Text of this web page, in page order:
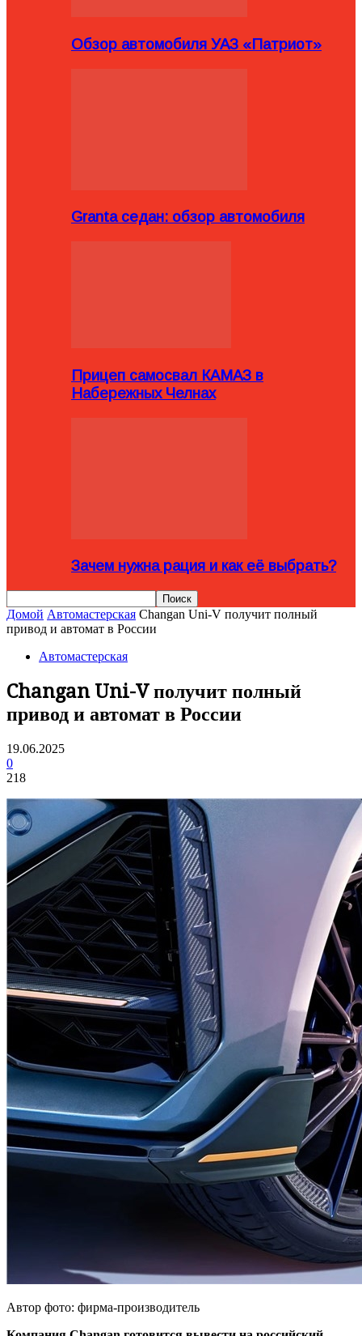
Обзор автомобиля УАЗ «Патриот»
Granta седан: обзор автомобиля
Прицеп самосвал КАМАЗ в
Набережных Челнах
Зачем нужна рация и как её выбрать?
Домой Автомастерская Changan Uni-V получит полный
привод и автомат в России
Автомастерская
Changan Uni-V получит полный
привод и автомат в России
19.06.2025
0
218
Автор фото: фирма-производитель